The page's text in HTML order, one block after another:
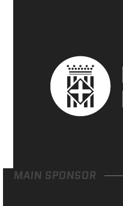
MAIN SPONSOR